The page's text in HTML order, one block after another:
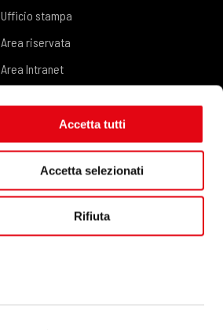
Accetta tutti
Accetta selezionati
Rifiuta
Ufficio stampa
Area riservata
Area Intranet
Richiedi informazioni
MAGAZZINI A TRASLOELEVATORE